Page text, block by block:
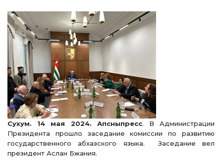
Сухум. 14 мая 2024. Апсныпресс. В Администрации
Президента прошло заседание комиссии по развитию
государственного абхазского языка. Заседание вел
президент Аслан Бжания.